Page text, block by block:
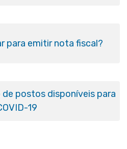
para emitir nota fiscal?
postos disponíveis para
19